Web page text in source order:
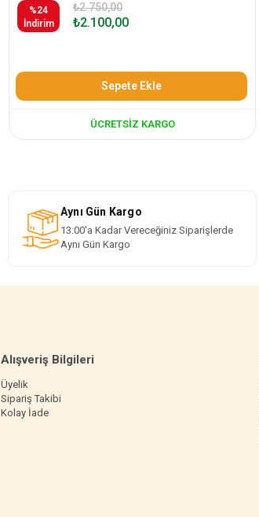
%24
İndirim
₺2.100,00
₺2.750,00
Sepete Ekle
ÜCRETSIZ KARGO
Aynı Gün Kargo
13:00'a Kadar Vereceğiniz Siparişlerde
Aynı Gün Kargo
Alışveriş Bilgileri
Üyelik
Sipariş Takibi
Kolay İade